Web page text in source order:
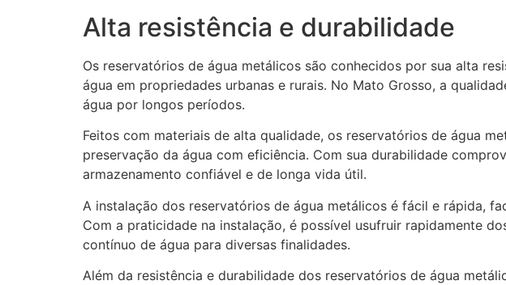
Alta resistência e durabilidade
Os reservatórios de água metálicos são conhecidos por sua alta
água em propriedades urbanas e rurais. No Mato Grosso, a
água por longos períodos.
Feitos com materiais de alta qualidade, os reservatórios de água
preservação da água com eficiência. Com sua durabilidade
armazenamento confiável e de longa vida útil.
A instalação dos reservatórios de água metálicos é fácil e rápida,
Com a praticidade na instalação, é possível usufruir rapidamente
contínuo de água para diversas finalidades.
Além da resistência e durabilidade dos reservatórios de água